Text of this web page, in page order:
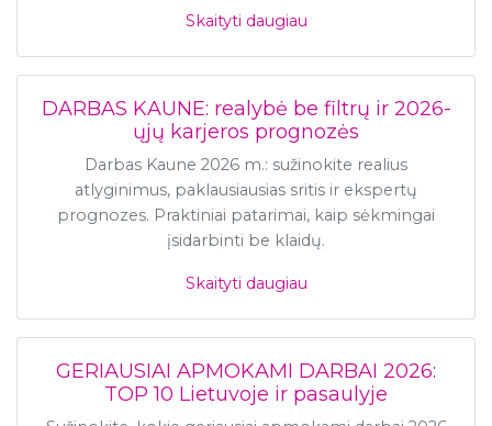
Skaityti daugiau
DARBAS KAUNE: realybė be filtrų ir 2026-
ųjų karjeros prognozės
Darbas Kaune 2026 m.: sužinokite realius
atlyginimus, paklausiausias sritis ir ekspertų
prognozes. Praktiniai patarimai, kaip sėkmingai
įsidarbinti be klaidų.
Skaityti daugiau
GERIAUSIAI APMOKAMI DARBAI 2026:
TOP 10 Lietuvoje ir pasaulyje